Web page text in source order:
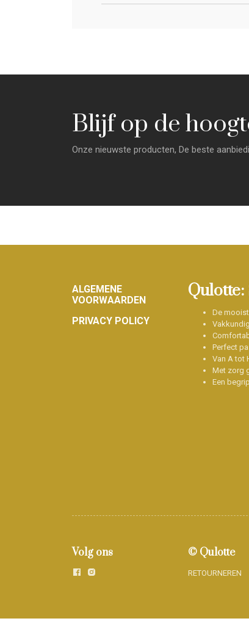
Blijf op de
Onze nieuwste producten, De beste
Footer
ALGEMENE
VOORWAARDEN
PRIVACY POLICY
Qulotte:
De
Perfect
Van A tot
Met zorg
Een
Volg ons © Qulotte
RETOURNEREN